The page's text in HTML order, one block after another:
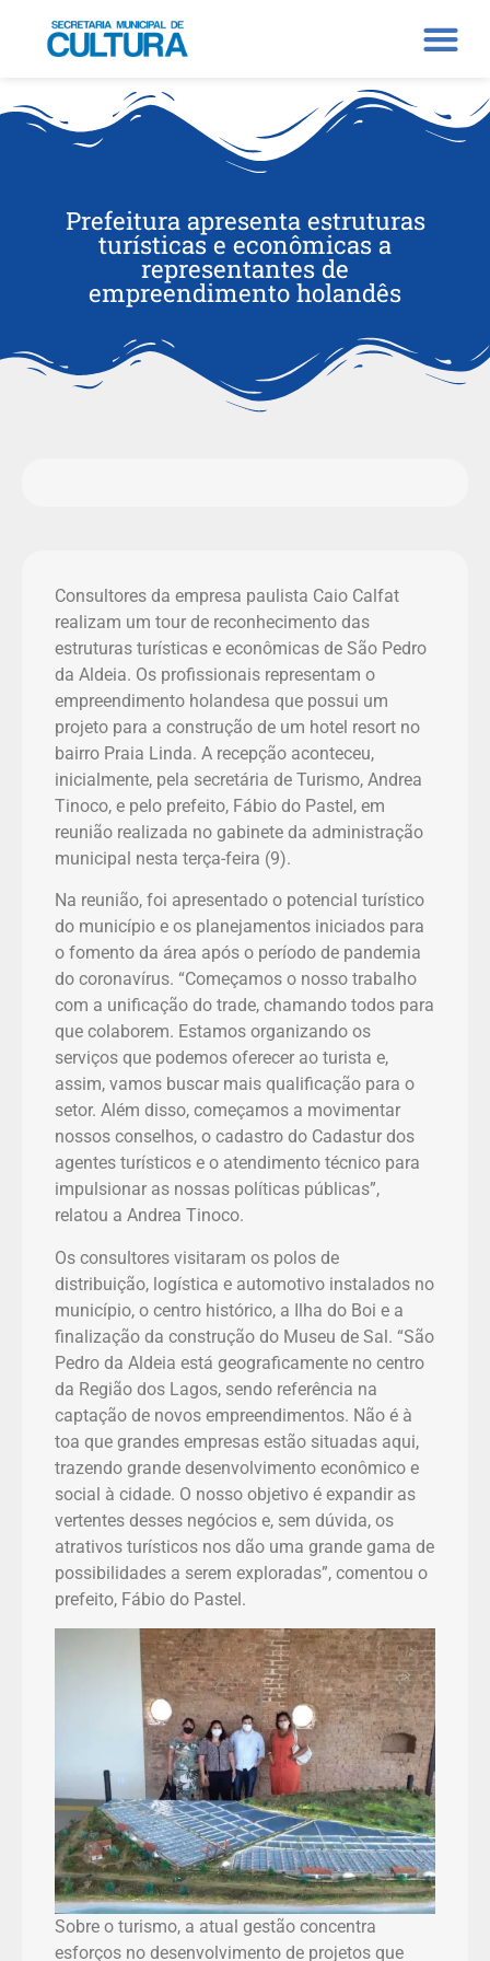
Prefeitura apresenta estruturas
turísticas e econômicas a
representantes de
empreendimento holandês
Consultores da empresa paulista Caio Calfat
realizam um tour de reconhecimento das
estruturas turísticas e econômicas de São Pedro
da Aldeia. Os profissionais representam o
empreendimento holandesa que possui um
projeto para a construção de um hotel resort no
bairro Praia Linda. A recepção aconteceu,
inicialmente, pela secretária de Turismo, Andrea
Tinoco, e pelo prefeito, Fábio do Pastel, em
reunião realizada no gabinete da administração
municipal nesta terça-feira (9).
Na reunião, foi apresentado o potencial turístico
do município e os planejamentos iniciados para
o fomento da área após o período de pandemia
do coronavírus. “Começamos o nosso trabalho
com a unificação do trade, chamando todos para
que colaborem. Estamos organizando os
serviços que podemos oferecer ao turista e,
assim, vamos buscar mais qualificação para o
setor. Além disso, começamos a movimentar
nossos conselhos, o cadastro do Cadastur dos
agentes turísticos e o atendimento técnico para
impulsionar as nossas políticas públicas”,
relatou a Andrea Tinoco.
Os consultores visitaram os polos de
distribuição, logística e automotivo instalados no
município, o centro histórico, a Ilha do Boi e a
finalização da construção do Museu de Sal. “São
Pedro da Aldeia está geograficamente no centro
da Região dos Lagos, sendo referência na
captação de novos empreendimentos. Não é à
toa que grandes empresas estão situadas aqui,
trazendo grande desenvolvimento econômico e
social à cidade. O nosso objetivo é expandir as
vertentes desses negócios e, sem dúvida, os
atrativos turísticos nos dão uma grande gama de
possibilidades a serem exploradas”, comentou o
prefeito, Fábio do Pastel.
Sobre o turismo, a atual gestão concentra
esforços no desenvolvimento de projetos que